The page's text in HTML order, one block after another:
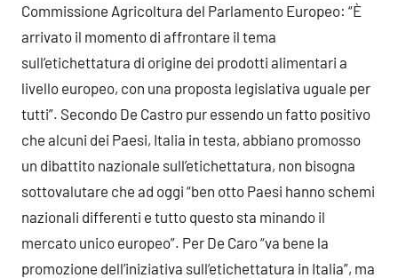
Commissione Agricoltura del Parlamento Europeo: “È
arrivato il momento di affrontare il tema
sull’etichettatura di origine dei prodotti alimentari a
livello europeo, con una proposta legislativa uguale per
tutti”. Secondo De Castro pur essendo un fatto positivo
che alcuni dei Paesi, Italia in testa, abbiano promosso
un dibattito nazionale sull’etichettatura, non bisogna
sottovalutare che ad oggi “ben otto Paesi hanno schemi
nazionali differenti e tutto questo sta minando il
mercato unico europeo”. Per De Caro “va bene la
promozione dell’iniziativa sull’etichettatura in Italia”, ma